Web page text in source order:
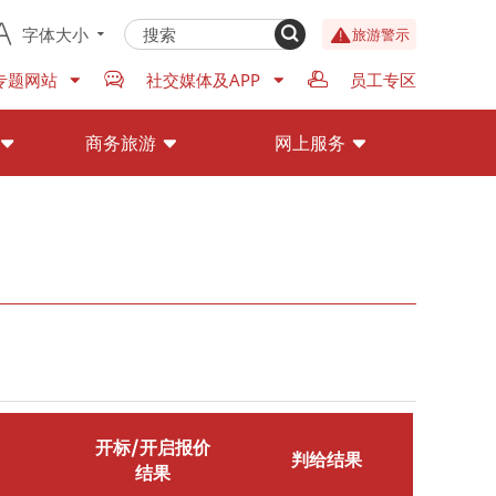
字体大小 旅游警示
题网站 社交媒体及APP 员工专区
商务旅游 网上服务
开标/开启报价
结果
判给结果